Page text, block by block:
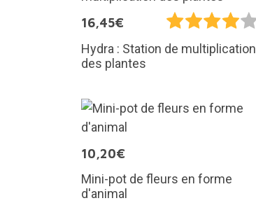
16,45€
Hydra : Station de multiplication
des plantes
10,20€
Mini-pot de fleurs en forme
d'animal